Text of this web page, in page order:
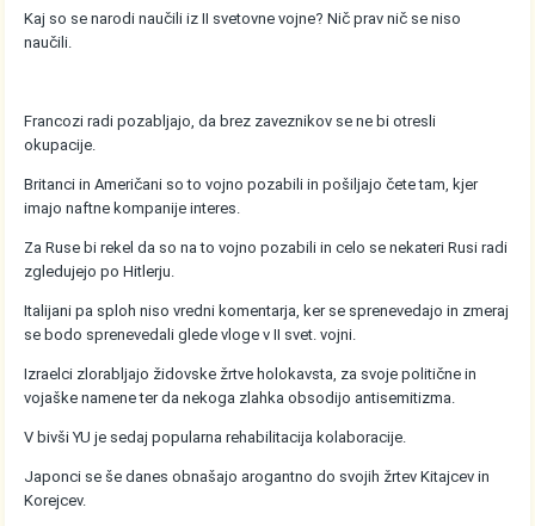
Kaj so se narodi naučili iz II svetovne vojne? Nič prav nič se niso
naučili.
Francozi radi pozabljajo, da brez zaveznikov se ne bi otresli
okupacije.
Britanci in Američani so to vojno pozabili in pošiljajo čete tam, kjer
imajo naftne kompanije interes.
Za Ruse bi rekel da so na to vojno pozabili in celo se nekateri Rusi radi
zgledujejo po Hitlerju.
Italijani pa sploh niso vredni komentarja, ker se sprenevedajo in zmeraj
se bodo sprenevedali glede vloge v II svet. vojni.
Izraelci zlorabljajo židovske žrtve holokavsta, za svoje politične in
vojaške namene ter da nekoga zlahka obsodijo antisemitizma.
V bivši YU je sedaj popularna rehabilitacija kolaboracije.
Japonci se še danes obnašajo arogantno do svojih žrtev Kitajcev in
Korejcev.